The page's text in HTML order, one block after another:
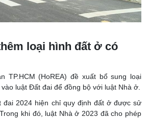
loại hình đất ở có
TP.HCM (HoREA) đề xuất bổ sung loại
luật Đất đai để đồng bộ với luật Nhà ở.
đai 2024 hiện chỉ quy định đất ở được sử
khi đó, luật Nhà ở 2023 đã cho phép